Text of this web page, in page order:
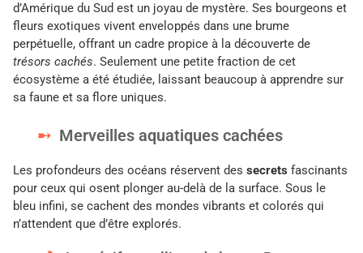
d’Amérique du Sud est un joyau de mystère. Ses bourgeons et
fleurs exotiques vivent enveloppés dans une brume
perpétuelle, offrant un cadre propice à la découverte de
trésors cachés. Seulement une petite fraction de cet
écosystème a été étudiée, laissant beaucoup à apprendre sur
sa faune et sa flore uniques.
Merveilles aquatiques cachées
Les profondeurs des océans réservent des secrets fascinants
pour ceux qui osent plonger au-delà de la surface. Sous le
bleu infini, se cachent des mondes vibrants et colorés qui
n’attendent que d’être explorés.